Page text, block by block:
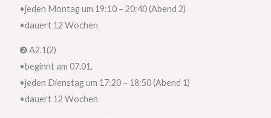
•jeden Montag um 19:10 – 20:40 (Abend 2)
•dauert 12 Wochen
❷ A2.1(2)
•beginnt am 07.01.
•jeden Dienstag um 17:20 – 18:50 (Abend 1)
•dauert 12 Wochen